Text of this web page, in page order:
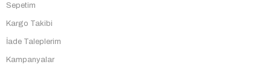
Sepetim
Kargo Takibi
İade Taleplerim
Kampanyalar